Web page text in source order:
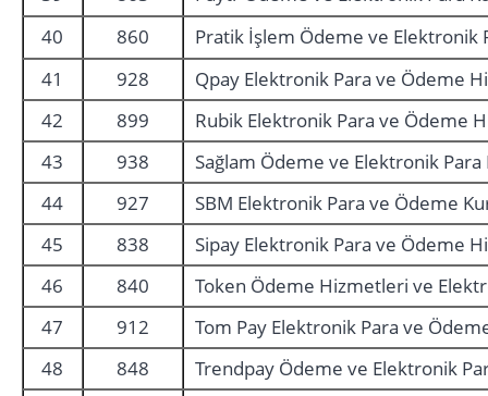
40
860
Pratik İşlem Ödeme ve Elektronik
41
928
Qpay Elektronik Para ve Ödeme
42
899
Rubik Elektronik Para ve Ödeme
43
938
Sağlam Ödeme ve Elektronik
44
927
SBM Elektronik Para ve Ödeme
45
838
Sipay Elektronik Para ve Ödeme
46
840
Token Ödeme Hizmetleri ve
47
912
Tom Pay Elektronik Para ve
48
848
Trendpay Ödeme ve Elektronik